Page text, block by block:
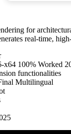
for
real-time,
100% Worked
functionalities
Multilingual